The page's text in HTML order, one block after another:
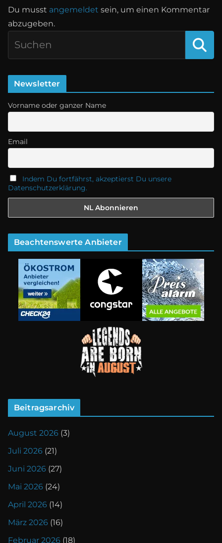
Du musst angemeldet sein, um einen Kommentar
abzugeben.
Newsletter
Vorname oder ganzer Name
Email
Indem Du fortfährst, akzeptierst Du unsere
Datenschutzerklärung.
Beachtenswerte Anbieter
Beitragsarchiv
August 2026 (3)
Juli 2026 (21)
Juni 2026 (27)
Mai 2026 (24)
April 2026 (14)
März 2026 (16)
Februar 2026 (18)